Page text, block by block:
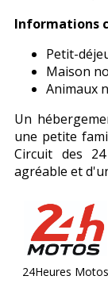
Informations
Petit-
Maison
Animaux
Un
une petite
Circuit des
agréable et
24Heures Motos